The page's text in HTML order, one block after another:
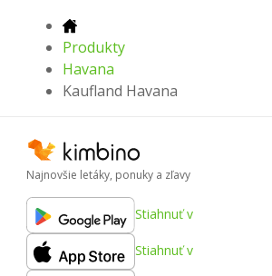
Produkty
Havana
Kaufland Havana
Najnovšie letáky, ponuky a zľavy
Stiahnuť v
Stiahnuť v